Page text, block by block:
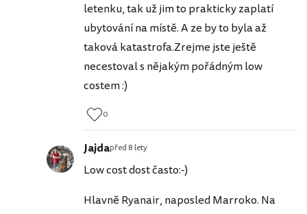
letenku, tak už jim to prakticky zaplatí
ubytování na místě. A ze by to byla až
taková katastrofa.Zrejme jste ještě
necestoval s nějakým pořádným low
costem :)
0
Jajdapřed 8 lety
Low cost dost často:-)
Hlavně Ryanair, naposled Marroko. Na